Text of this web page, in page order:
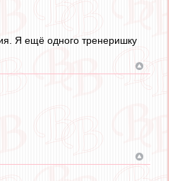
Я ещё одного тренеришку